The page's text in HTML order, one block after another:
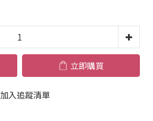
立即購買
加入追蹤清單